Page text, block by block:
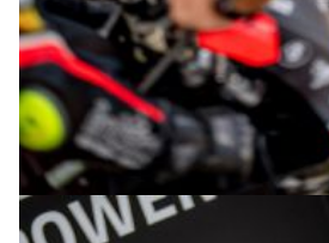
© R.Lekl